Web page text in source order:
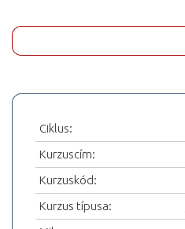
Ciklus:
Kurzuscím:
Kurzuskód:
Kurzus típusa: